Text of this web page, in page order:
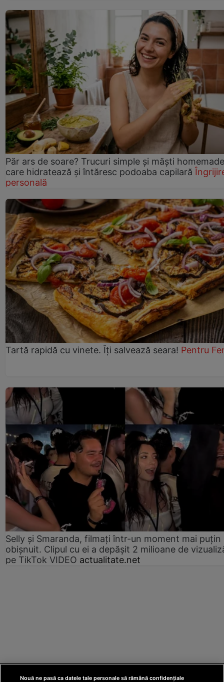
Păr ars de soare? Trucuri simple și măști homemade
care hidratează și întăresc podoaba capilară
personală
Tartă rapidă cu vinete. Îți salvează seara! Pentru
Selly și Smaranda, filmați într-un moment mai puțin
obișnuit. Clipul cu ei a depășit 2 milioane de
pe TikTok VIDEO actualitate.net
Nouă ne pasă ca datele tale personale să rămână confidențiale